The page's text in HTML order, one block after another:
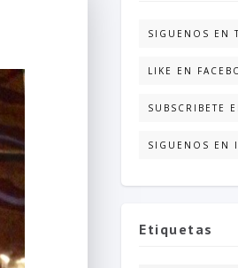
SIGUENOS EN
LIKE EN
SUBSCRIBETE
SIGUENOS EN
Etiquetas